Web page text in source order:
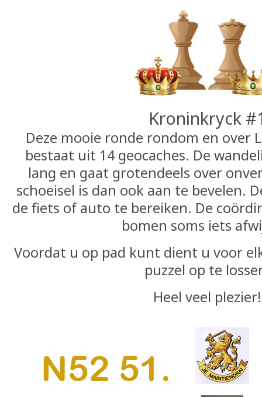
Kroninkryck
Deze mooie ronde rondom en over
bestaat uit 14 geocaches. De
lang en gaat grotendeels over
schoeisel is dan ook aan te bevelen.
de fiets of auto te bereiken. De
bomen soms iets
Voordat u op pad kunt dient u voor
puzzel op te
Heel veel plezier!